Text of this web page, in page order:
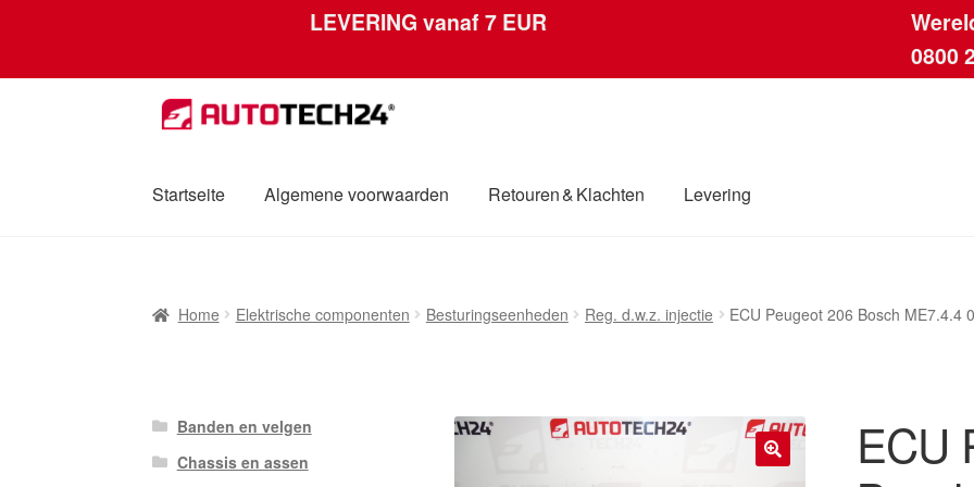
LEVERING vanaf 7 EUR
0800
Skip
to
Skip
to
Startseite Algemene voorwaarden Retouren & Klachten Levering
Mijn accountOver onsPrivacybeleidWereldwijde verzendingWinkelwagen
Home Elektrische componenten Besturingseenheden Reg. d.w.z. injectie ECU Peugeot 206 Bosch ME7.4.4
ECU
Banden en velgen
Chassis en assen